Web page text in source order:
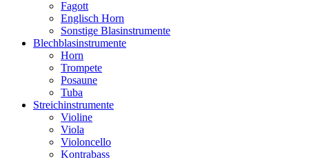
Fagott
Englisch Horn
Sonstige Blasinstrumente
Blechblasinstrumente
Horn
Trompete
Posaune
Tuba
Streichinstrumente
Violine
Viola
Violoncello
Kontrabass